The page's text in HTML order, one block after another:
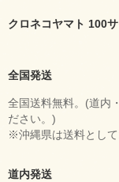
クロネコヤマト 100
全国発送
全国送料無料。(道内
ださい。)
※沖縄県は送料として
道内発送